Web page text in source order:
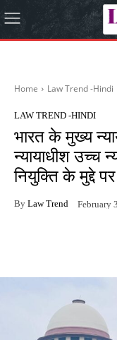
Home Law Trend -Hindi
LAW TREND -HINDI
भारत के मुख्य
न्यायाधीश उच्च
नियुक्ति के मुद्दे
By Law Trend February